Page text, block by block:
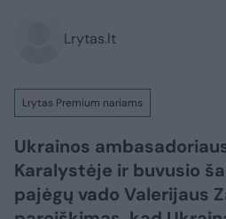
Lrytas.lt
Lrytas Premium nariams
Ukrainos
Karalystėje ir buvusio
pajėgų vado Valerijaus